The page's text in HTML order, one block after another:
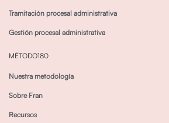
Tramitación procesal administrativa
Gestión procesal administrativa
MÉTODO180
Nuestra metodología
Sobre Fran
Recursos